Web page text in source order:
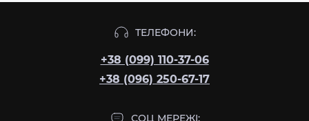
ТЕЛЕФОНИ:
+38 (099) 110-37-06
+38 (096) 250-67-17
СОЦ МЕРЕЖІ: